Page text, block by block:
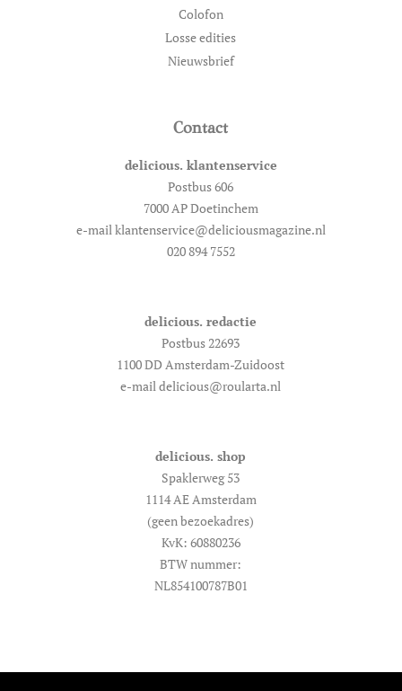
Colofon
Losse edities
Nieuwsbrief
Contact
delicious. klantenservice
Postbus 606
7000 AP Doetinchem
e-mail klantenservice@deliciousmagazine.nl
020 894 7552
delicious. redactie
Postbus 22693
1100 DD Amsterdam-Zuidoost
e-mail delicious@roularta.nl
delicious. shop
Spaklerweg 53
1114 AE Amsterdam
(geen bezoekadres)
KvK: 60880236
BTW nummer:
NL854100787B01